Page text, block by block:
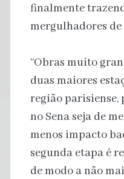
finalmente
mergulhadores
“Obras muito
duas maiores
região parisiense,
no Sena seja de
menos impacto
segunda etapa é
de modo a não